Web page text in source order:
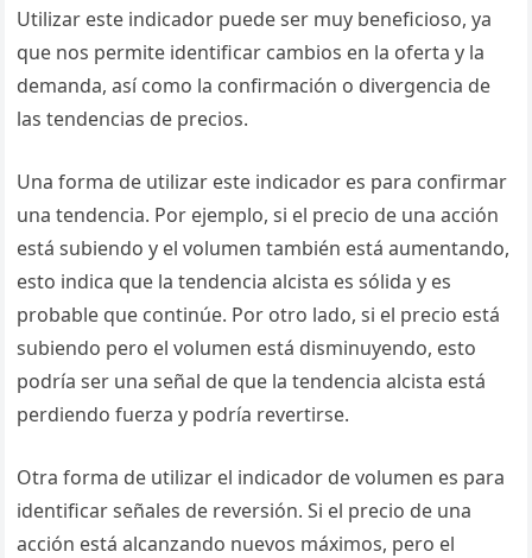
Utilizar este indicador puede ser muy beneficioso, ya
que nos permite identificar cambios en la oferta y la
demanda, así como la confirmación o divergencia de
las tendencias de precios.
Una forma de utilizar este indicador es para confirmar
una tendencia. Por ejemplo, si el precio de una acción
está subiendo y el volumen también está aumentando,
esto indica que la tendencia alcista es sólida y es
probable que continúe. Por otro lado, si el precio está
subiendo pero el volumen está disminuyendo, esto
podría ser una señal de que la tendencia alcista está
perdiendo fuerza y podría revertirse.
Otra forma de utilizar el indicador de volumen es para
identificar señales de reversión. Si el precio de una
acción está alcanzando nuevos máximos, pero el